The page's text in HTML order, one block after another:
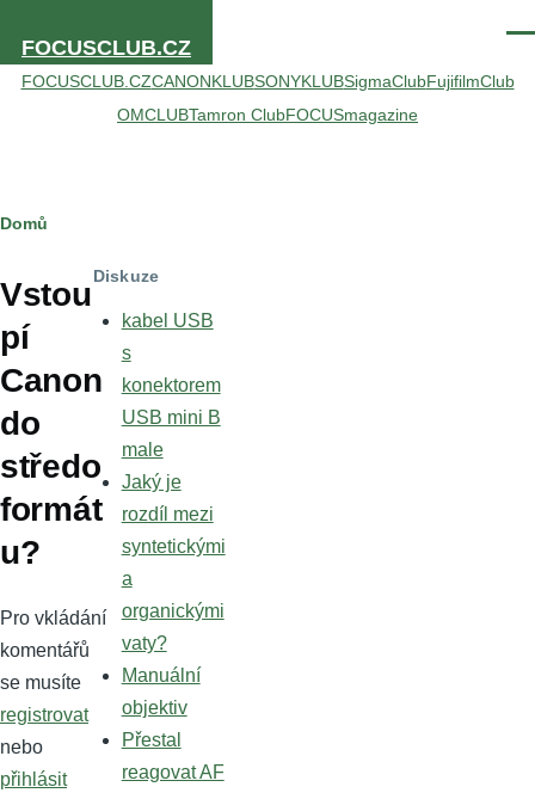
FOCUSCLUB.CZ
FOCUSCLUB.CZCANONKLUBSONYKLUBSigmaClubFujifilmClub
OMCLUBTamron ClubFOCUSmagazine
Drobečková
navigace
Domů
Vstou
pí
Canon
do
středo
formát
u?
Pro vkládání
komentářů
se musíte
registrovat
nebo
přihlásit
Diskuze
kabel USB
s
konektorem
USB mini B
male
Jaký je
rozdíl mezi
syntetickými
a
organickými
vaty?
Manuální
objektiv
Přestal
reagovat AF